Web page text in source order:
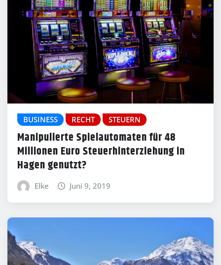
BUSINESS RECHT STEUERN
Manipulierte Spielautomaten für 48
Millionen Euro Steuerhinterziehung in
Hagen genutzt?
Elke Juni 9, 2019